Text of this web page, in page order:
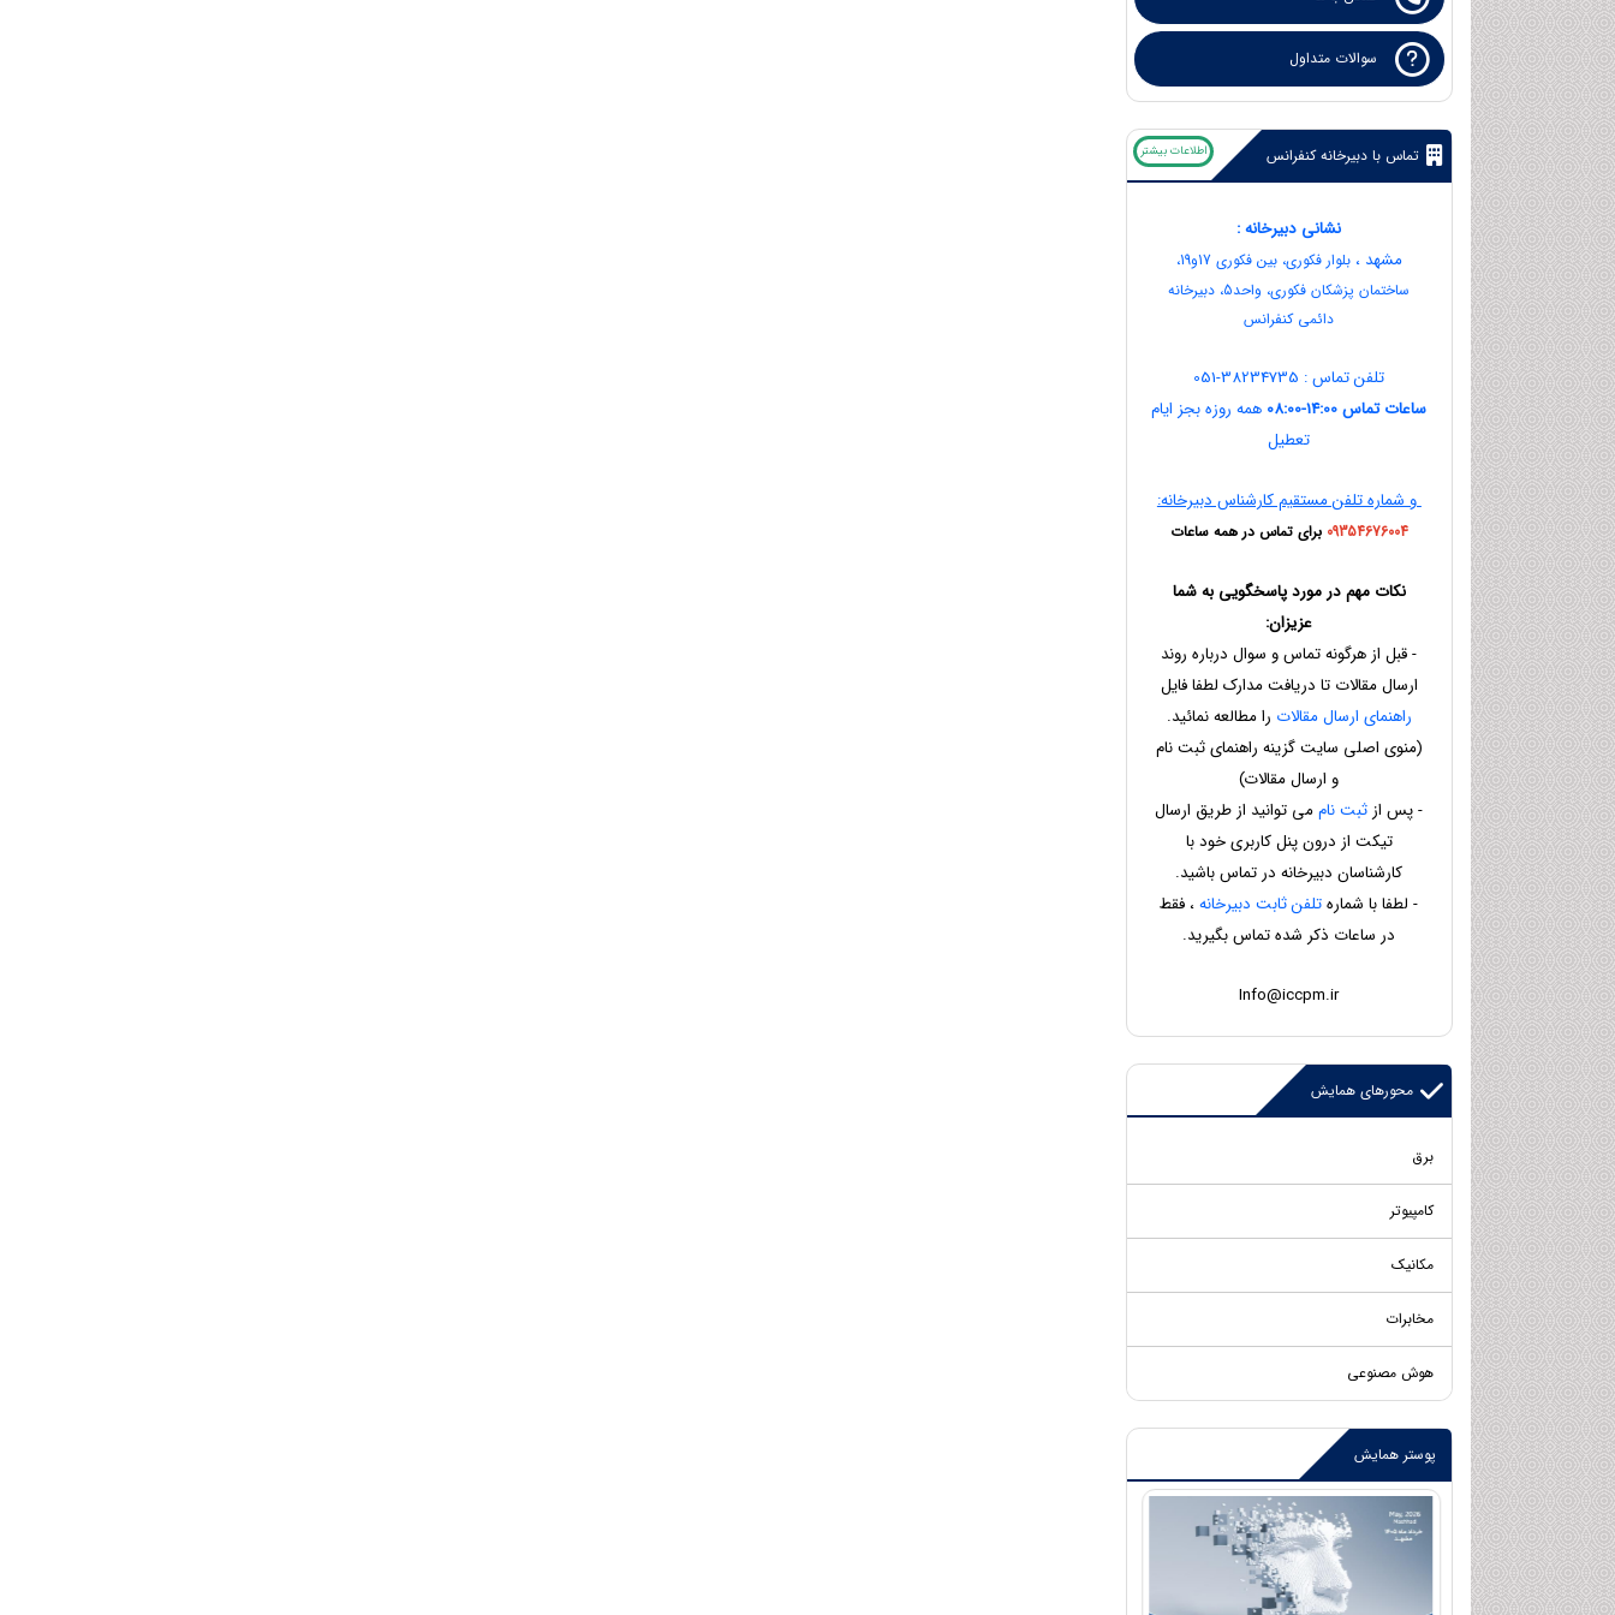
سوالات متداول
تماس با دبیرخانه کنفرانس اطلاعات بیشتر
نشانی دبیرخانه :
مشهد ،
بلوار فکوری، بین فکوری 17و19،
ساختمان پزشکان فکوری، واحد5، دبیرخانه
دائمی کنفرانس
تلفن تماس : 38234735-051
ساعات تماس 14:00-08:00
همه روزه بجز ایام
تعطیل
و شماره تلفن مستقیم کارشناس دبیرخانه:
09354676004 برای تماس در همه ساعات
نکات مهم در مورد پاسخگویی به شما
عزیزان:
- قبل از هرگونه تماس و سوال درباره روند
ارسال مقالات تا دریافت مدارک لطفا فایل
راهنمای ارسال مقالات را مطالعه نمائید.
(منوی اصلی سایت گزینه راهنمای ثبت نام
و ارسال مقالات)
- پس از ثبت ناممی توانید از طریق ارسال
تیکت از درون پنل کاربری خود با
کارشناسان دبیرخانه در تماس باشید.
- لطفا با شمارهتلفن ثابت دبیرخانه، فقط
در ساعات ذکر شده تماس بگیرید.
Info@iccpm.ir
محورهای همایش
برق
کامپیوتر
مکانیک
مخابرات
هوش مصنوعی
پوستر همایش